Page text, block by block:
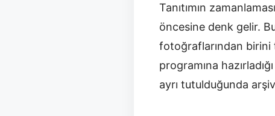
Tanıtımın
öncesine denk gelir.
fotoğraflarından birini
programına
ayrı tutulduğunda